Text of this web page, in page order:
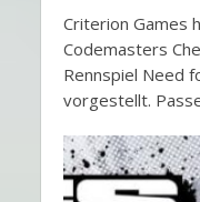
Criterion Games
Codemasters
Rennspiel Need
vorgestellt.